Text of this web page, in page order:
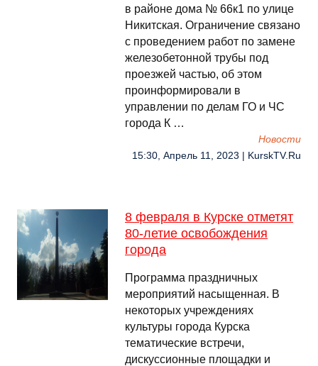
в районе дома № 66к1 по улице
Никитская. Ограничение связано
с проведением работ по замене
железобетонной трубы под
проезжей частью, об этом
проинформировали в
управлении по делам ГО и ЧС
города К …
Новости
15:30, Апрель 11, 2023 | KurskTV.Ru
8 февраля в Курске отметят
80-летие освобождения
города
Программа праздничных
мероприятий насыщенная. В
некоторых учреждениях
культуры города Курска
тематические встречи,
дискуссионные площадки и